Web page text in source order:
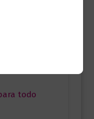
todo